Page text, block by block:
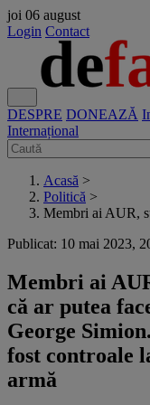
joi 06 august
Login Contact
DESPRE DONEAZĂ
Internațional
Acasă >
Politică >
Membri ai AUR,
Publicat: 10 mai 2023,
Membri ai
că ar putea
George
fost controale
armă